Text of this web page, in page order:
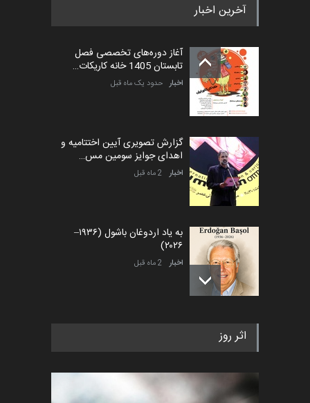
مهلت 5 روز دیگر
آخرین اخبار
آغاز دوره‌های تخصصی فصل
تابستان 1405 خانه کاریکات…
اخبار حدود یک ماه قبل
گزارش تصویری آیین اختتامیه و
اهدای جوایز سومین مس…
اخبار 2 ماه قبل
به یاد اردوغان باشول (۱۹۳۶–
۲۰۲۶)
اخبار 2 ماه قبل
رویداد کارگاهی کارتون و پوستر
اخبار 6 ماه قبل
اثر روز